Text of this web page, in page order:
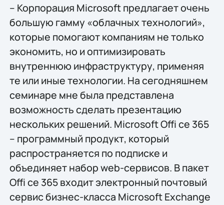
– Корпорация Microsoft предлагает очень
большую гамму «облачных технологий»,
которые помогают компаниям не только
экономить, но и оптимизировать
внутреннюю инфраструктуру, применяя
те или иные технологии. На сегодняшнем
семинаре мне была представлена
возможность сделать презентацию
нескольких решений. Microsoft Offi ce 365
– программный продукт, который
распространяется по подписке и
объединяет набор web-сервисов. В пакет
Offi ce 365 входит электронный почтовый
сервис бизнес-класса Microsoft Exchange